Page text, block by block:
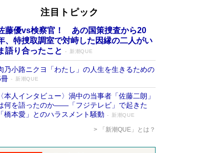
注目トピック
藤優vs検察官！ あの国策捜査から20
、特捜取調室で対峙した因縁の二人がい
語り合ったこと
新潮QUE
乃小路ニクヨ「わたし」の人生を生きるための
新潮QUE
〈本人インタビュー〉渦中の当事者「佐藤二朗」
何を語ったのか――「フジテレビ」で起きた
「橋本愛」とのハラスメント騒動
新潮QUE
「新潮QUE」とは？